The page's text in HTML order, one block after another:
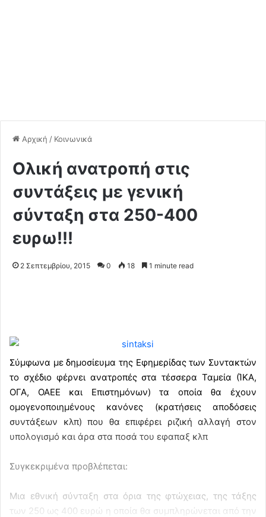
Αρχική / Κοινωνικά
Ολική ανατροπή στις
συντάξεις με γενική
σύνταξη στα 250-400
ευρω!!!
2 Σεπτεμβρίου, 2015 0 18 1 minute read
Σύμφωνα με δημοσίευμα της Εφημερίδας των Συντακτών
το σχέδιο φέρνει ανατροπές στα τέσσερα Ταμεία (ΊΚΑ,
ΟΓΑ, ΟΑΕΕ και Επιστημόνων) τα οποία θα έχουν
ομογενοποιημένους κανόνες (κρατήσεις αποδόσεις
συντάξεων κλπ) που θα επιφέρει ριζική αλλαγή στον
υπολογισμό και άρα στα ποσά του εφαπαξ κλπ
Συγκεκριμένα προβλέπεται:
Μια εθνική σύνταξη στα όρια της φτώχειας, της τάξης
των 250 ως 400 ευρώ η οποία θα συμπληρώνεται από την